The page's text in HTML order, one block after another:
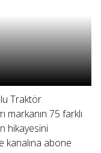
Traktör
markanın 75 farklı
hikayesini
kanalına abone